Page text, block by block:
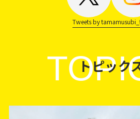
Tweets by
トピック